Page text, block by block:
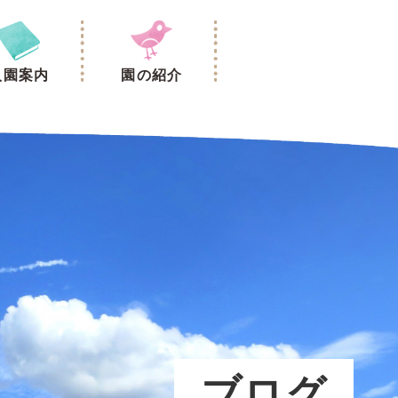
園案内 園の紹介